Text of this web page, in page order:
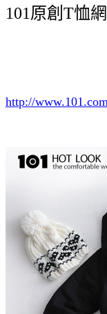
101原創T恤
http://